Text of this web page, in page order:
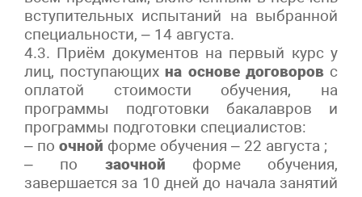
вступительных испытаний на выбранной
специальности, – 14 августа.
4.3. Приём документов на первый курс у
лиц, поступающихна основе договоровс
оплатой стоимости обучения, на
программы подготовки бакалавров и
программы подготовки специалистов:
– по очной форме обучения – 22 августа ;
– по заочной форме обучения,
завершается за 10 дней до начала занятий